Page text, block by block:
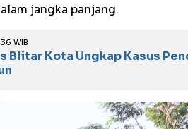
jangka panjang.
WIB
Blitar Kota Ungkap Kasus